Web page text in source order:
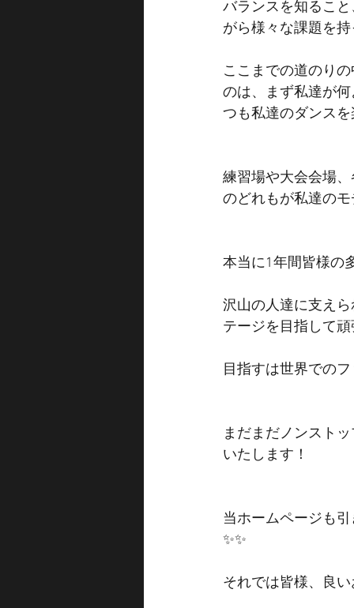
バランスを知るこ
がら様々な課題を持
ここまでの道のり
のは、まず私達が
つも私達のダンス
練習場や大会会場
のどれもが私達のモ
本当に1年間皆様の
沢山の人達に支え
テージを目指して頑
目指すは世界でのフ
まだまだノンスト
いたします！
当ホームページも
✨✨
それでは皆様、良い